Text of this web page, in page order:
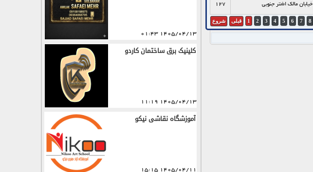
خيابان مالک اشتر جنوبی 127
شروع قبلی 1 2 3 4 5 6 7 8
1405/04/13 01:43
کلینیک برق ساختمان کاردو
1405/04/13 11:19
آموزشگاه نقاشی نیکو
1405/04/11 15:15